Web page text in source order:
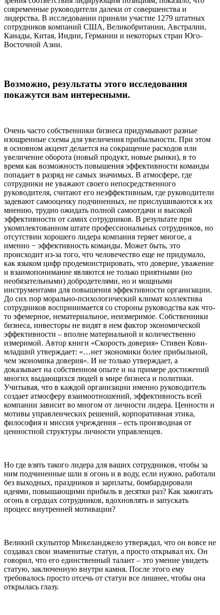
современные руководители далеки от совершенства и
лидерства. В исследовании приняли участие 1279 штатных
сотрудников компаний США, Великобритании, Австралии,
Канады, Китая, Индии, Германии и некоторых стран Юго-
Восточной Азии.
Возможно, результаты этого исследования
покажутся вам интересными.
Очень часто собственники бизнеса придумывают разные
изощренные схемы для увеличения прибыльности. При этом
в основном акцент делается на сокращение расходов или
увеличение оборота (новый продукт, новые рынки), в то
время как возможность повышения эффективности команды
попадает в разряд не самых значимых. В атмосфере, где
сотрудники не уважают своего непосредственного
руководителя, считают его неэффективным, где руководители
задевают самооценку подчиненных, не прислушиваются к их
мнению, трудно ожидать полной самоотдачи и высокой
эффективности от самих сотрудников. В результате при
укомплектованном штате профессиональных сотрудников, но
отсутствии хорошего лидера компания теряет многое, а
именно − эффективность команды. Может быть, это
происходит из-за того, что человечество еще не придумало,
как языком цифр продемонстрировать, что доверие, уважение
и взаимопонимание являются не только приятными (но
необязательными) добродетелями, но и мощными
инструментами для повышения эффективности организации.
До сих пор морально-психологический климат коллектива
сотрудников воспринимается со стороны руководства как что-
то эфемерное, нематериальное, неизмеримое. Собственники
бизнеса, инвесторы не видят в нем фактор экономической
эффективности – вполне материальной и количественно
измеримой. Автор книги «Скорость доверия» Стивен Кови-
младший утверждает: «…нет экономики более прибыльной,
чем экономика доверия». И не только утверждает, а
доказывает на собственном опыте и на примере достижений
многих выдающихся людей в мире бизнеса и политики.
Учитывая, что в каждой организации именно руководитель
создает атмосферу взаимоотношений, эффективность всей
компании зависит во многом от личности лидера. Ценности и
мотивы управленческих решений, корпоративная этика,
философия и миссия учреждения – есть производная от
ценностной структуры личности управленцев.
Но где взять такого лидера для ваших сотрудников, чтобы за
ним подчиненные шли в огонь и в воду, если нужно, работали
без выходных, праздников и зарплаты, бомбардировали
идеями, повышающими прибыль в десятки раз? Как зажигать
огонь в сердцах сотрудников, вдохновлять и запускать
процесс внутренней мотивации?
Великий скульптор Микеланджело утверждал, что он вовсе не
создавал свои знаменитые статуи, а просто открывал их. Он
говорил, что его единственный талант – это умение увидеть
статую, заключенную внутри камня. После этого ему
требовалось просто отсечь от статуи все лишнее, чтобы она
открылась глазу.